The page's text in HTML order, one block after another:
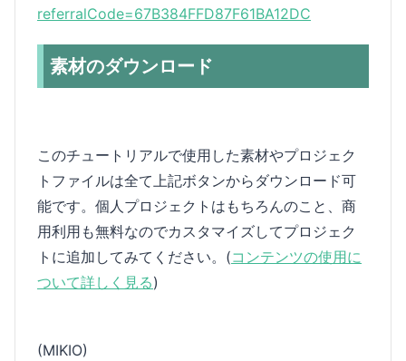
referralCode=67B384FFD87F61BA12DC
素材のダウンロード
このチュートリアルで使用した素材やプロジェク
トファイルは全て上記ボタンからダウンロード可
能です。個人プロジェクトはもちろんのこと、商
用利用も無料なのでカスタマイズしてプロジェク
トに追加してみてください。(コンテンツの使用に
ついて詳しく見る)
(MIKIO)